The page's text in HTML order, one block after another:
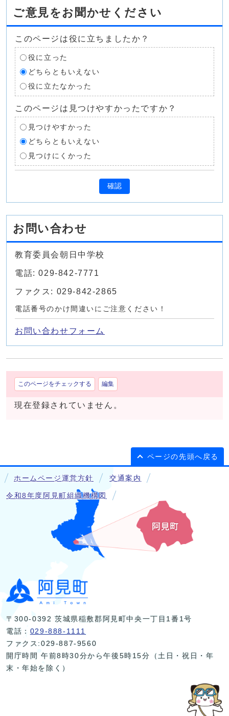
ご意見をお聞かせください
このページは役に立ちましたか？
役に立った
どちらともいえない
役に立たなかった
このページは見つけやすかったですか？
見つけやすかった
どちらともいえない
見つけにくかった
確認
お問い合わせ
教育委員会朝日中学校
電話: 029-842-7771
ファクス: 029-842-2865
電話番号のかけ間違いにご注意ください！
お問い合わせフォーム
このページをチェックする 編集
現在登録されていません。
ページの先頭へ戻る
ホームページ運営方針 交通案内
令和8年度阿見町組織機構図
〒300-0392 茨城県稲敷郡阿見町中央一丁目1番1号
電話： 029-888-1111
ファクス:029-887-9560
開庁時間 午前8時30分から午後5時15分（土日・祝日・年
末・年始を除く）